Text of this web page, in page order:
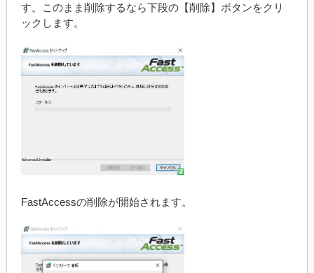
す。このまま削除するなら下段の【削除】ボタンをクリ
ックします。
FastAccessの削除が開始されます。